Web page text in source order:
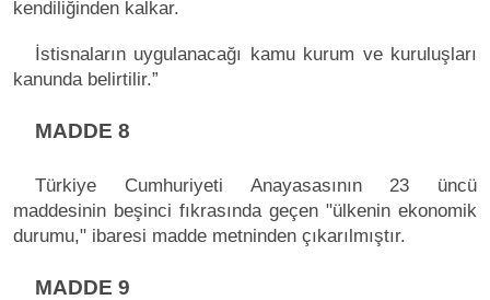
kendiliğinden kalkar.
İstisnaların uygulanacağı kamu kurum ve kuruluşları
kanunda belirtilir.”
MADDE 8
Türkiye Cumhuriyeti Anayasasının 23 üncü
maddesinin beşinci fıkrasında geçen "ülkenin ekonomik
durumu," ibaresi madde metninden çıkarılmıştır.
MADDE 9